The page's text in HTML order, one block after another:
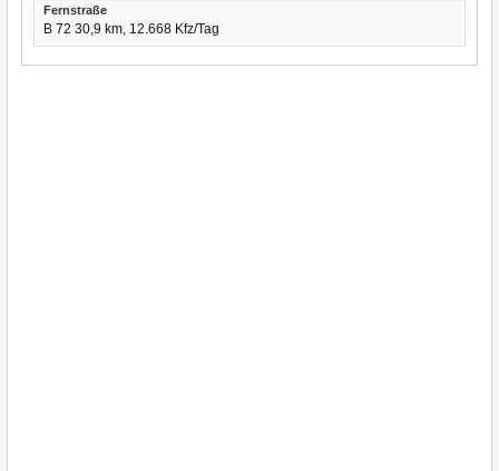
Fernstraße
B 72 30,9 km, 12.668 Kfz/Tag